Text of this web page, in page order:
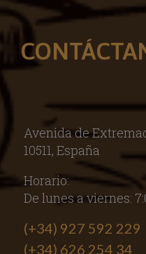
Avenida de
10511, España
Horario:
De lunes a viernes:
(+34) 927 592 229
(+34) 626 254 34